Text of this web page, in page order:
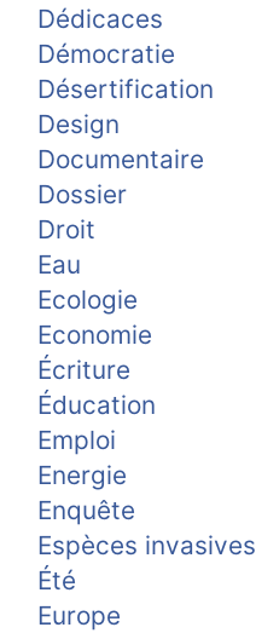
Dédicaces
Démocratie
Désertification
Design
Documentaire
Dossier
Droit
Eau
Ecologie
Economie
Écriture
Éducation
Emploi
Energie
Enquête
Espèces invasives
Été
Europe